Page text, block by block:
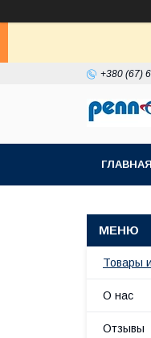
+380 (67)
ГЛАВНАЯ
Товары
О нас
Отзывы